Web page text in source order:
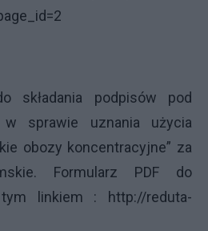
składania podpisów pod
sprawie uznania użycia
obozy koncentracyjne” za
Formularz PDF do
linkiem : http://reduta-